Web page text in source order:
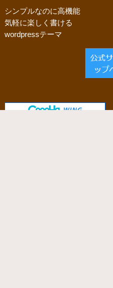
シンプルなのに高機能
気軽に楽しく書ける
wordpressテーマ